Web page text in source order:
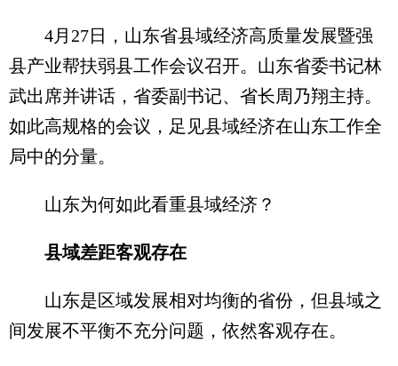
4月27日，山东省县域经济高质量发展暨强
县产业帮扶弱县工作会议召开。山东省委书记林
武出席并讲话，省委副书记、省长周乃翔主持。
如此高规格的会议，足见县域经济在山东工作全
局中的分量。
山东为何如此看重县域经济？
县域差距客观存在
山东是区域发展相对均衡的省份，但县域之
间发展不平衡不充分问题，依然客观存在。